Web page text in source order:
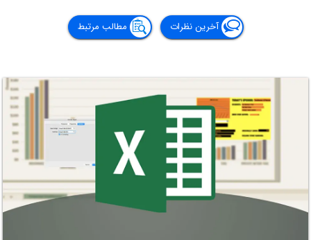
آخرین نظرات مطالب مرتبط